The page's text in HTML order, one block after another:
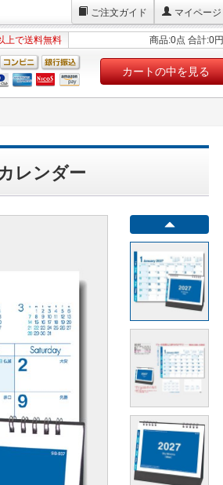
ご注文ガイド マイページ
上で送料無料 商品:0点 合計:0円
カートの中を見る
レンダー